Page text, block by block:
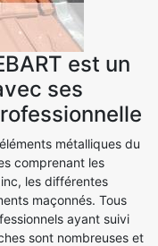
est un
ses
métalliques du
comprenant les
les différentes
maçonnés. Tous
ayant suivi
sont nombreuses et